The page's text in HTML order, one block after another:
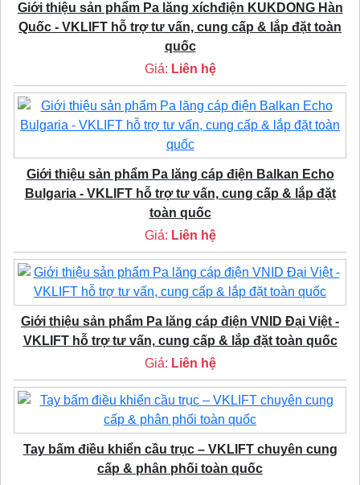
Giới thiệu sản phẩm Pa lăng xíchđiện KUKDONG Hàn
Quốc - VKLIFT hỗ trợ tư vấn, cung cấp & lắp đặt toàn
quốc
Giá: Liên hệ
Giới thiệu sản phẩm Pa lăng cáp điện Balkan Echo
Bulgaria - VKLIFT hỗ trợ tư vấn, cung cấp & lắp đặt
toàn quốc
Giá: Liên hệ
Giới thiệu sản phẩm Pa lăng cáp điện VNID Đại Việt -
VKLIFT hỗ trợ tư vấn, cung cấp & lắp đặt toàn quốc
Giá: Liên hệ
Tay bấm điều khiển cầu trục – VKLIFT chuyên cung
cấp & phân phối toàn quốc